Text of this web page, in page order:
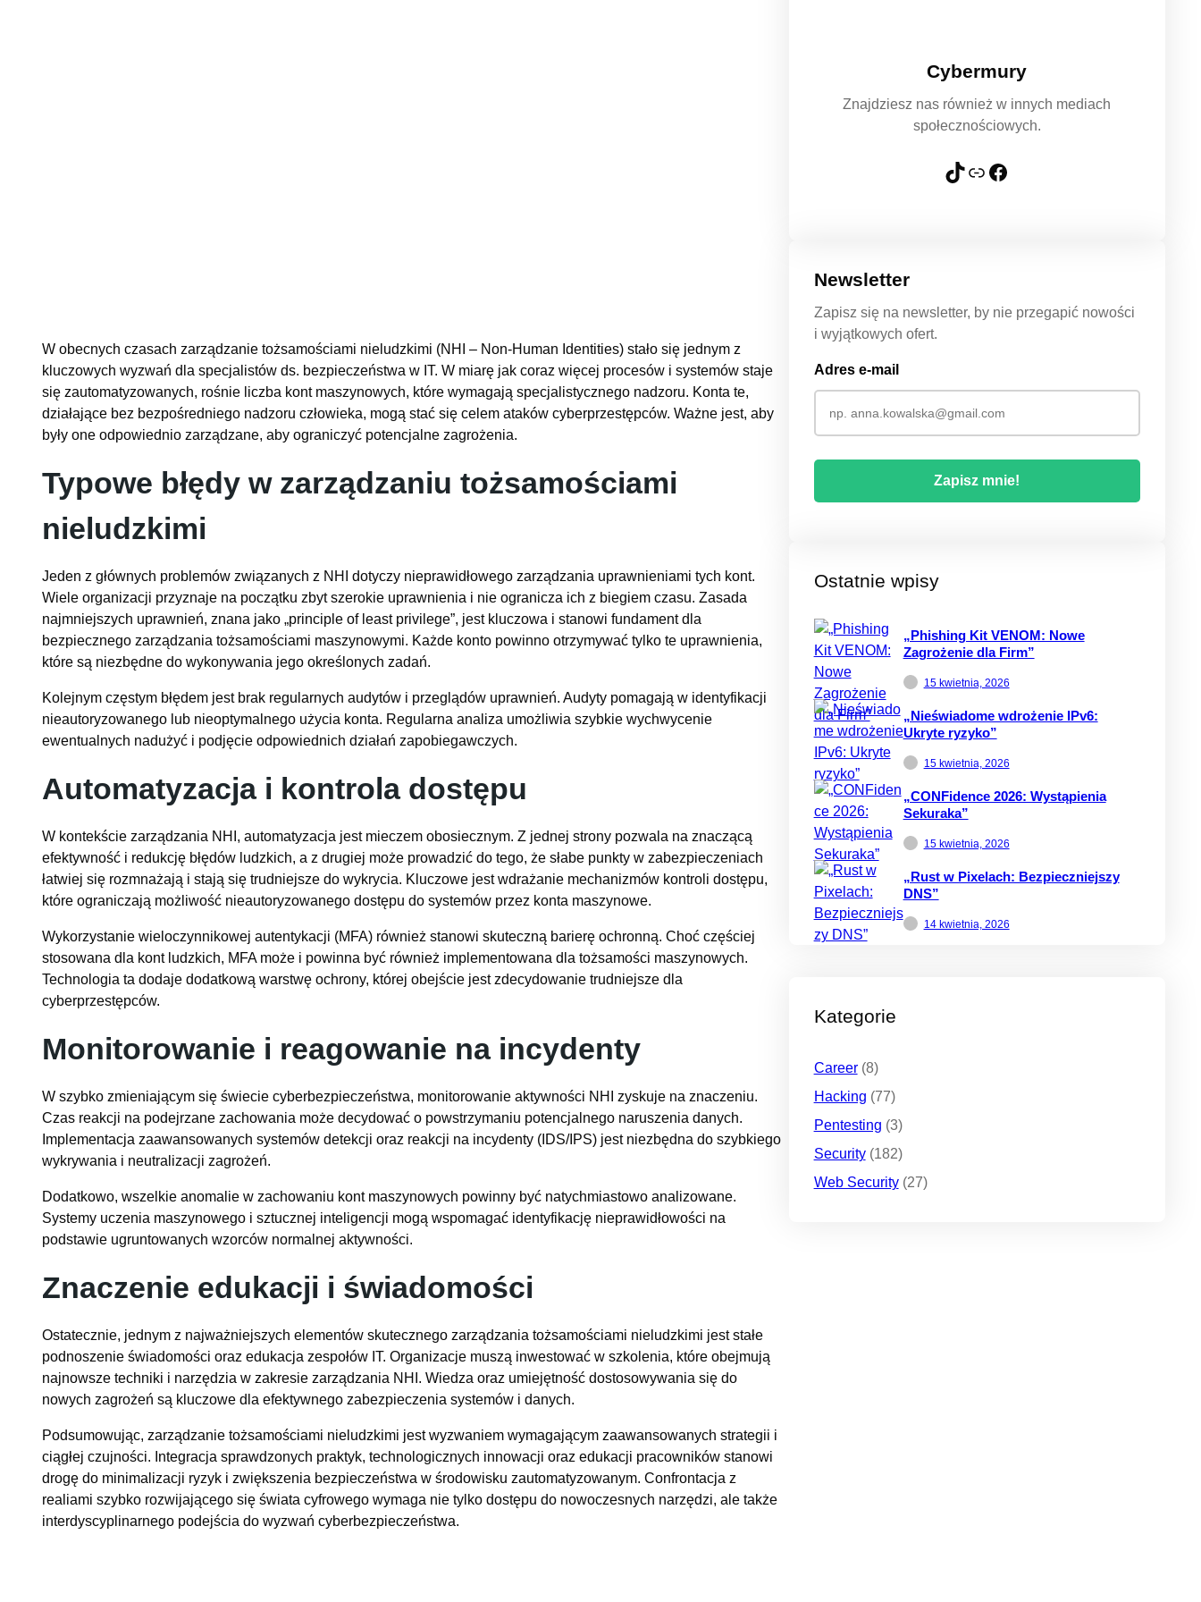
W obecnych czasach zarządzanie tożsamościami nieludzkimi (NHI – Non-Human Identities) stało się jednym z
kluczowych wyzwań dla specjalistów ds. bezpieczeństwa w IT. W miarę jak coraz więcej procesów i systemów staje
się zautomatyzowanych, rośnie liczba kont maszynowych, które wymagają specjalistycznego nadzoru. Konta te,
działające bez bezpośredniego nadzoru człowieka, mogą stać się celem ataków cyberprzestępców. Ważne jest, aby
były one odpowiednio zarządzane, aby ograniczyć potencjalne zagrożenia.
Typowe błędy w zarządzaniu tożsamościami
nieludzkimi
Jeden z głównych problemów związanych z NHI dotyczy nieprawidłowego zarządzania uprawnieniami tych kont.
Wiele organizacji przyznaje na początku zbyt szerokie uprawnienia i nie ogranicza ich z biegiem czasu. Zasada
najmniejszych uprawnień, znana jako „principle of least privilege”, jest kluczowa i stanowi fundament dla
bezpiecznego zarządzania tożsamościami maszynowymi. Każde konto powinno otrzymywać tylko te uprawnienia,
które są niezbędne do wykonywania jego określonych zadań.
Kolejnym częstym błędem jest brak regularnych audytów i przeglądów uprawnień. Audyty pomagają w identyfikacji
nieautoryzowanego lub nieoptymalnego użycia konta. Regularna analiza umożliwia szybkie wychwycenie
ewentualnych nadużyć i podjęcie odpowiednich działań zapobiegawczych.
Automatyzacja i kontrola dostępu
W kontekście zarządzania NHI, automatyzacja jest mieczem obosiecznym. Z jednej strony pozwala na znaczącą
efektywność i redukcję błędów ludzkich, a z drugiej może prowadzić do tego, że słabe punkty w zabezpieczeniach
łatwiej się rozmnażają i stają się trudniejsze do wykrycia. Kluczowe jest wdrażanie mechanizmów kontroli dostępu,
które ograniczają możliwość nieautoryzowanego dostępu do systemów przez konta maszynowe.
Wykorzystanie wieloczynnikowej autentykacji (MFA) również stanowi skuteczną barierę ochronną. Choć częściej
stosowana dla kont ludzkich, MFA może i powinna być również implementowana dla tożsamości maszynowych.
Technologia ta dodaje dodatkową warstwę ochrony, której obejście jest zdecydowanie trudniejsze dla
cyberprzestępców.
Monitorowanie i reagowanie na incydenty
W szybko zmieniającym się świecie cyberbezpieczeństwa, monitorowanie aktywności NHI zyskuje na znaczeniu.
Czas reakcji na podejrzane zachowania może decydować o powstrzymaniu potencjalnego naruszenia danych.
Implementacja zaawansowanych systemów detekcji oraz reakcji na incydenty (IDS/IPS) jest niezbędna do szybkiego
wykrywania i neutralizacji zagrożeń.
Dodatkowo, wszelkie anomalie w zachowaniu kont maszynowych powinny być natychmiastowo analizowane.
Systemy uczenia maszynowego i sztucznej inteligencji mogą wspomagać identyfikację nieprawidłowości na
podstawie ugruntowanych wzorców normalnej aktywności.
Znaczenie edukacji i świadomości
Ostatecznie, jednym z najważniejszych elementów skutecznego zarządzania tożsamościami nieludzkimi jest stałe
podnoszenie świadomości oraz edukacja zespołów IT. Organizacje muszą inwestować w szkolenia, które obejmują
najnowsze techniki i narzędzia w zakresie zarządzania NHI. Wiedza oraz umiejętność dostosowywania się do
nowych zagrożeń są kluczowe dla efektywnego zabezpieczenia systemów i danych.
Podsumowując, zarządzanie tożsamościami nieludzkimi jest wyzwaniem wymagającym zaawansowanych strategii i
ciągłej czujności. Integracja sprawdzonych praktyk, technologicznych innowacji oraz edukacji pracowników stanowi
drogę do minimalizacji ryzyk i zwiększenia bezpieczeństwa w środowisku zautomatyzowanym. Confrontacja z
realiami szybko rozwijającego się świata cyfrowego wymaga nie tylko dostępu do nowoczesnych narzędzi, ale także
interdyscyplinarnego podejścia do wyzwań cyberbezpieczeństwa.
Cybermury
Znajdziesz nas również w innych mediach
społecznościowych.
TikTok Link Facebook
Newsletter
Zapisz się na newsletter, by nie przegapić nowości
i wyjątkowych ofert.
Adres e-mail
Ostatnie wpisy
„Phishing Kit VENOM: Nowe
Zagrożenie dla Firm”
15 kwietnia, 2026
„Nieświadome wdrożenie IPv6:
Ukryte ryzyko”
15 kwietnia, 2026
„CONFidence 2026: Wystąpienia
Sekuraka”
15 kwietnia, 2026
„Rust w Pixelach: Bezpieczniejszy
DNS”
14 kwietnia, 2026
Kategorie
Career(8)
Hacking (77)
Pentesting (3)
Security(182)
Web Security(27)